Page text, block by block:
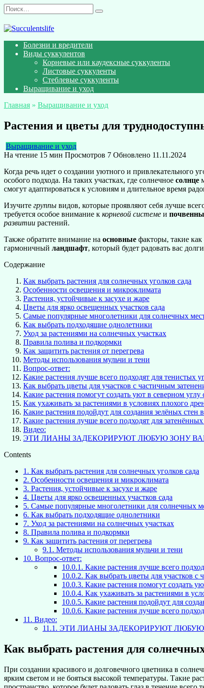
Перейти
к
содержанию
Search
for:
Болезни и вредители
Виды суккулентов
Корневые или каудексные суккуленты
Листовые суккуленты
Стеблевые суккуленты
Выращивание и уход
Главная » Выращивание и уход
Растения и цветы для
Выращивание и уход
На чтение 15 мин Просмотров 7 Обновлено 11.11.2024
Когда речь идет о создании уютного и привлекательного
особого подхода. На таких участках, где солнечное солнце
смогут адаптироваться к условиям и длительное время
Изучите группы видов, которые проявляют себя лучше
требуется особое внимание к корневой системе и
развитии растений.
Также обратите внимание на основные факторы, такие как
гармоничный ландшафт, который будет радовать вас
Содержание
Как выбрать растения для солнечных уголков сада
Особенности освещения и микроклимата
Растения, устойчивые к засухе и жаре
Цветы для ярко освещенных участков сада
Самые популярные многолетники для солнечных
Как выбрать подходящие однолетники
Уход за растениями на солнечных участках
Правила полива и подкормки
Как защитить растения от перегрева
Методы использования мульчи и тени
Вопрос-ответ:
Какие растения лучше всего подходят для тенистых
Как выбрать цветы для участков с частичным
Какие растения помогут создать уют в северном углу
Как ухаживать за растениями в условиях плохого
Какие растения подойдут для создания зелёных стен
Какие растения лучше всего подходят для затенённых
Видео:
ЭТИ ЛИАНЫ ЗАДЕКОРИРУЮТ ЛЮБУЮ ЗОНУ
Contents
1. Как выбрать растения для солнечных уголков сада
2. Особенности освещения и микроклимата
3. Растения, устойчивые к засухе и жаре
4. Цветы для ярко освещенных участков сада
5. Самые популярные многолетники для солнечных
6. Как выбрать подходящие однолетники
7. Уход за растениями на солнечных участках
8. Правила полива и подкормки
9. Как защитить растения от перегрева
9.1. Методы использования мульчи и тени
10. Вопрос-ответ:
10.0.1. Какие растения лучше всего
10.0.2. Как выбрать цветы для участков с
10.0.3. Какие растения помогут создать
10.0.4. Как ухаживать за растениями в
10.0.5. Какие растения подойдут для
10.0.6. Какие растения лучше всего
11. Видео:
11.1. ЭТИ ЛИАНЫ ЗАДЕКОРИРУЮТ
Как выбрать растения для
При создании красивого и долговечного цветника в
ярким светом и не бояться высокой температуры. Такие